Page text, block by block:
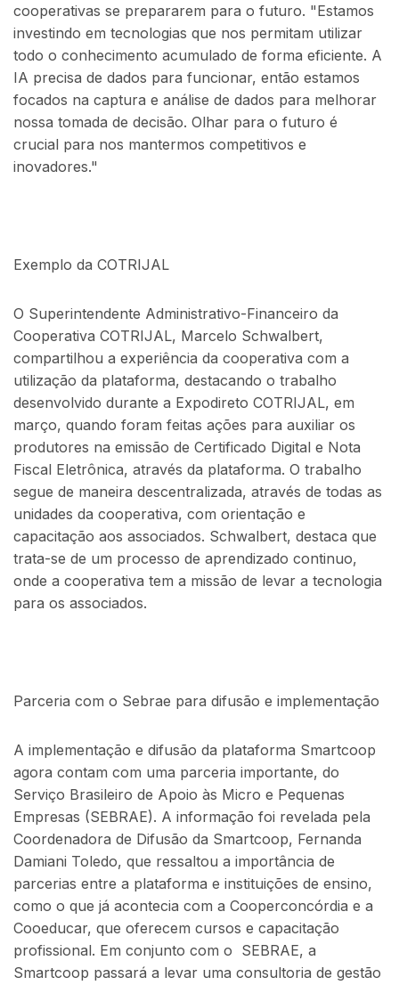
cooperativas se prepararem para o futuro. "Estamos
investindo em tecnologias que nos permitam utilizar
todo o conhecimento acumulado de forma eficiente. A
IA precisa de dados para funcionar, então estamos
focados na captura e análise de dados para melhorar
nossa tomada de decisão. Olhar para o futuro é
crucial para nos mantermos competitivos e
inovadores."
Exemplo da COTRIJAL
O Superintendente Administrativo-Financeiro da
Cooperativa COTRIJAL, Marcelo Schwalbert,
compartilhou a experiência da cooperativa com a
utilização da plataforma, destacando o trabalho
desenvolvido durante a Expodireto COTRIJAL, em
março, quando foram feitas ações para auxiliar os
produtores na emissão de Certificado Digital e Nota
Fiscal Eletrônica, através da plataforma. O trabalho
segue de maneira descentralizada, através de todas as
unidades da cooperativa, com orientação e
capacitação aos associados. Schwalbert, destaca que
trata-se de um processo de aprendizado continuo,
onde a cooperativa tem a missão de levar a tecnologia
para os associados.
Parceria com o Sebrae para difusão e implementação
A implementação e difusão da plataforma Smartcoop
agora contam com uma parceria importante, do
Serviço Brasileiro de Apoio às Micro e Pequenas
Empresas (SEBRAE). A informação foi revelada pela
Coordenadora de Difusão da Smartcoop, Fernanda
Damiani Toledo, que ressaltou a importância de
parcerias entre a plataforma e instituições de ensino,
como o que já acontecia com a Cooperconcórdia e a
Cooeducar, que oferecem cursos e capacitação
profissional. Em conjunto com o SEBRAE, a
Smartcoop passará a levar uma consultoria de gestão